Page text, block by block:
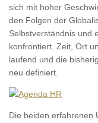
sich mit hoher
den Folgen der
Selbstverständnis und
konfrontiert. Zeit, Ort
laufend und die
neu definiert.
Die beiden erfahrenen